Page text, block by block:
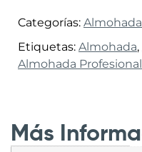
Categorías:
Etiquetas: Almohada,
Almohada Profesional
Más